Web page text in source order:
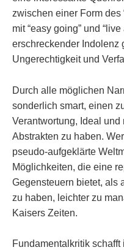
zwischen einer Form des
mit “easy going” und
erschreckender Indolenz
Ungerechtigkeit und
Durch alle möglichen
sonderlich smart, einen
Verantwortung, Ideal
Abstrakten zu haben.
pseudo-aufgeklärte
Möglichkeiten, die eine
Gegensteuern bietet, als
zu haben, leichter zu
Kaisers Zeiten.
Fundamentalkritik